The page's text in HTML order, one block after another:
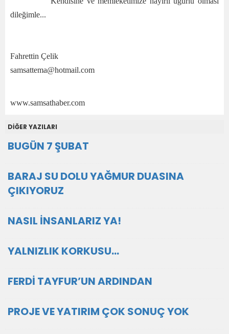
dileğimle...
Fahrettin Çelik
samsattema@hotmail.com
www.samsathaber.com
DİĞER YAZILARI
BUGÜN 7 ŞUBAT
BARAJ SU DOLU YAĞMUR DUASINA
ÇIKIYORUZ
NASIL İNSANLARIZ YA!
YALNIZLIK KORKUSU…
FERDİ TAYFUR’UN ARDINDAN
PROJE VE YATIRIM ÇOK SONUÇ YOK